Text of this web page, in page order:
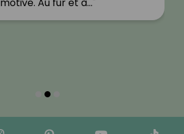
motive. Au fur et à…"